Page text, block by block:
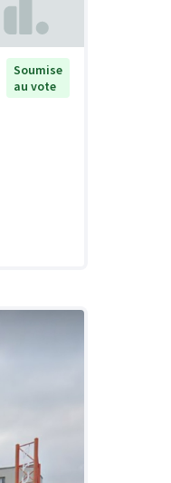
Soumise
au vote